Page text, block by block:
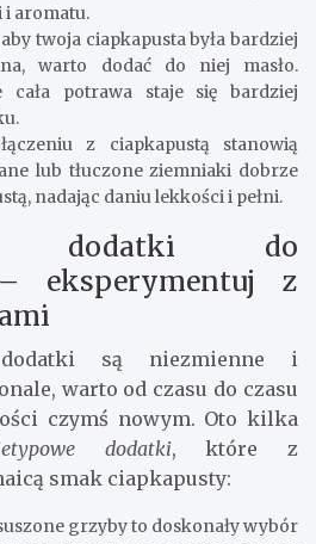
i aromatu.
twoja ciapkapusta była bardziej
warto dodać do niej masło.
cała potrawa staje się bardziej
z ciapkapustą stanowią
lub tłuczone ziemniaki dobrze
nadając daniu lekkości i pełni.
dodatki do
eksperymentuj z
są niezmienne i
warto od czasu do czasu
czymś nowym. Oto kilka
dodatki, które z
smak ciapkapusty:
grzyby to doskonały wybór